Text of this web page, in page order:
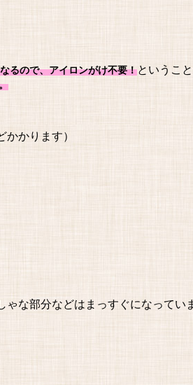
るので、アイロンがけ不要！というこ
かります）
な部分などはまっすぐになってい